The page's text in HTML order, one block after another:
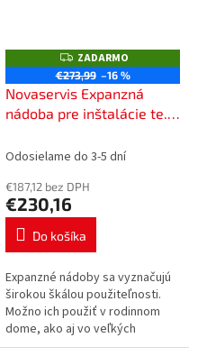
Z
A
D
A
M
ZADARMO
€273,99 –16 %
Novaservis Expanzná
nádoba pre inštalácie te. a
V80S
Odosielame do 3-5 dní
€187,12 bez DPH
€230,16
Do košíka
Expanzné nádoby sa vyznačujú
širokou škálou použiteľnosti.
Možno ich použiť v rodinnom
dome, ako aj vo veľkých
budovách. Nádoby sa dodávajú